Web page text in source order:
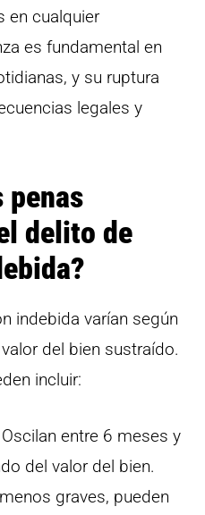
en cualquier
es fundamental en
y su ruptura
legales y
penas
delito de
indebida varían según
del bien sustraído.
incluir:
Oscilan entre 6 meses y
del valor del bien.
graves, pueden